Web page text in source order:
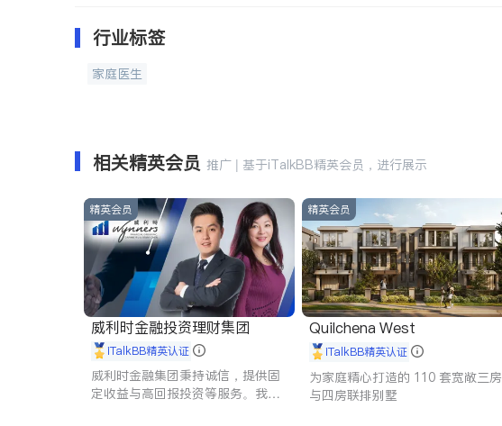
行业标签
家庭医生
相关精英会员 推广 | 基于iTalkBB精英会员，进行展示
精英会员
威利时金融投资理财集团
iTalkBB精英认证
威利时金融集团秉持诚信，提供固
定收益与高回报投资等服务。我们
精英会员
Quilchena West
iTalkBB精英认证
为家庭精心打造的 110 套宽敞三房
与四房联排别墅